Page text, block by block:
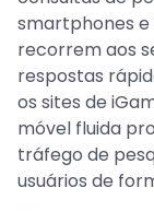
smartphones e
recorrem aos
respostas
os sites de
móvel fluida
tráfego de
usuários de